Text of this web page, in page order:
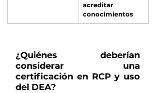
acreditar
conocimientos
¿Quiénes deberían
considerar una
certificación en RCP y uso
del DEA?